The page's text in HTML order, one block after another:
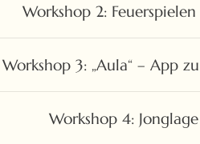
Workshop 2:
Workshop 3: „Aula“ – App
Workshop 4: